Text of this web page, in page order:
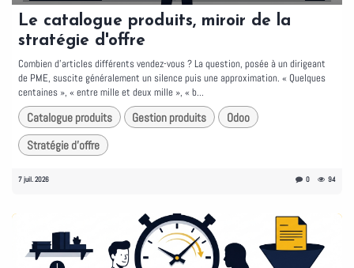
Le catalogue produits, miroir de la
stratégie d'offre
Combien d'articles différents vendez-vous ? La question, posée à un dirigeant
de PME, suscite généralement un silence puis une approximation. « Quelques
centaines », « entre mille et deux mille », « b...
Catalogue produits Gestion produits
Odoo
Stratégie d'offre
7 juil. 2026 0 94